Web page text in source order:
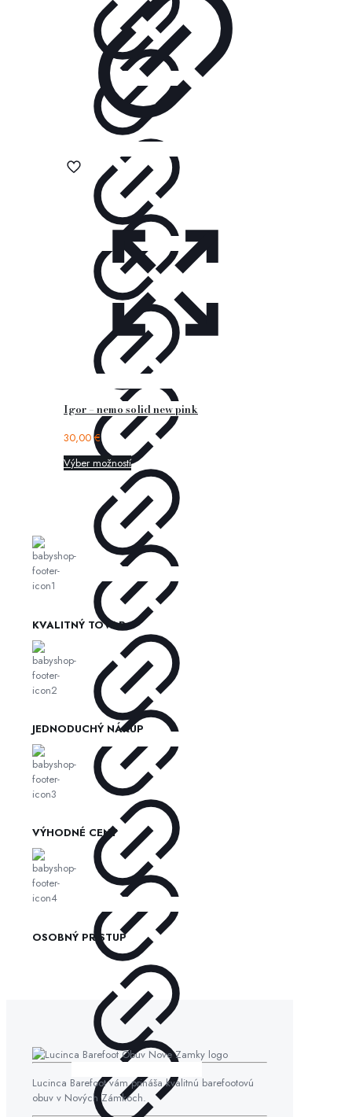
Igor – nemo solid new pink
30,00€
Výber možností
KVALITNÝ TOVAR
JEDNODUCHÝ NÁKUP
VÝHODNÉ CENY
OSOBNÝ PRÍSTUP
Lucinca Barefoot vám prináša kvalitnú barefootovú
obuv v Nových Zámkoch.